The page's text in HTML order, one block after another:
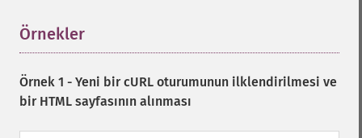
Örnekler
Örnek 1 - Yeni bir cURL oturumunun ilklendirilmesi ve
bir HTML sayfasının alınması